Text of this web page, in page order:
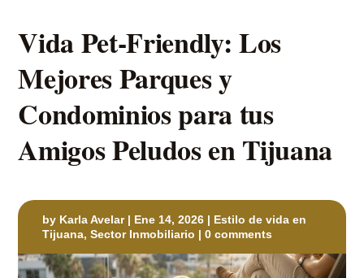
Vida Pet-Friendly: Los
Mejores Parques y
Condominios para tus
Amigos Peludos en Tijuana
by Karla Avelar| Ene 14, 2026 | Estilo de vida en
Tijuana,Sector Inmobiliario |0 comments